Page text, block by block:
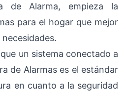
de Alarma, empieza la
para el hogar que mejor
un sistema conectado a
de Alarmas es el estándar
en cuanto a la seguridad